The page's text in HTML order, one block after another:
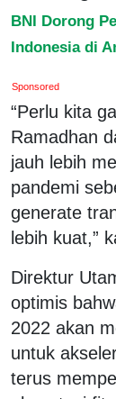
BNI Dorong
Indonesia di
Sponsored
“Perlu kita
Ramadhan
jauh lebih
pandemi
generate
lebih kuat,”
Direktur
optimis
2022 akan
untuk
terus